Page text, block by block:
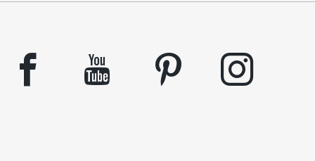
facebook youtube pinterest instagram